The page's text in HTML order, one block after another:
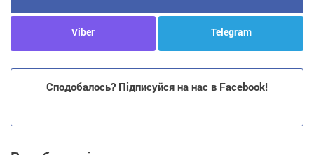
Viber Telegram
Сподобалось? Підписуйся на нас в Facebook!